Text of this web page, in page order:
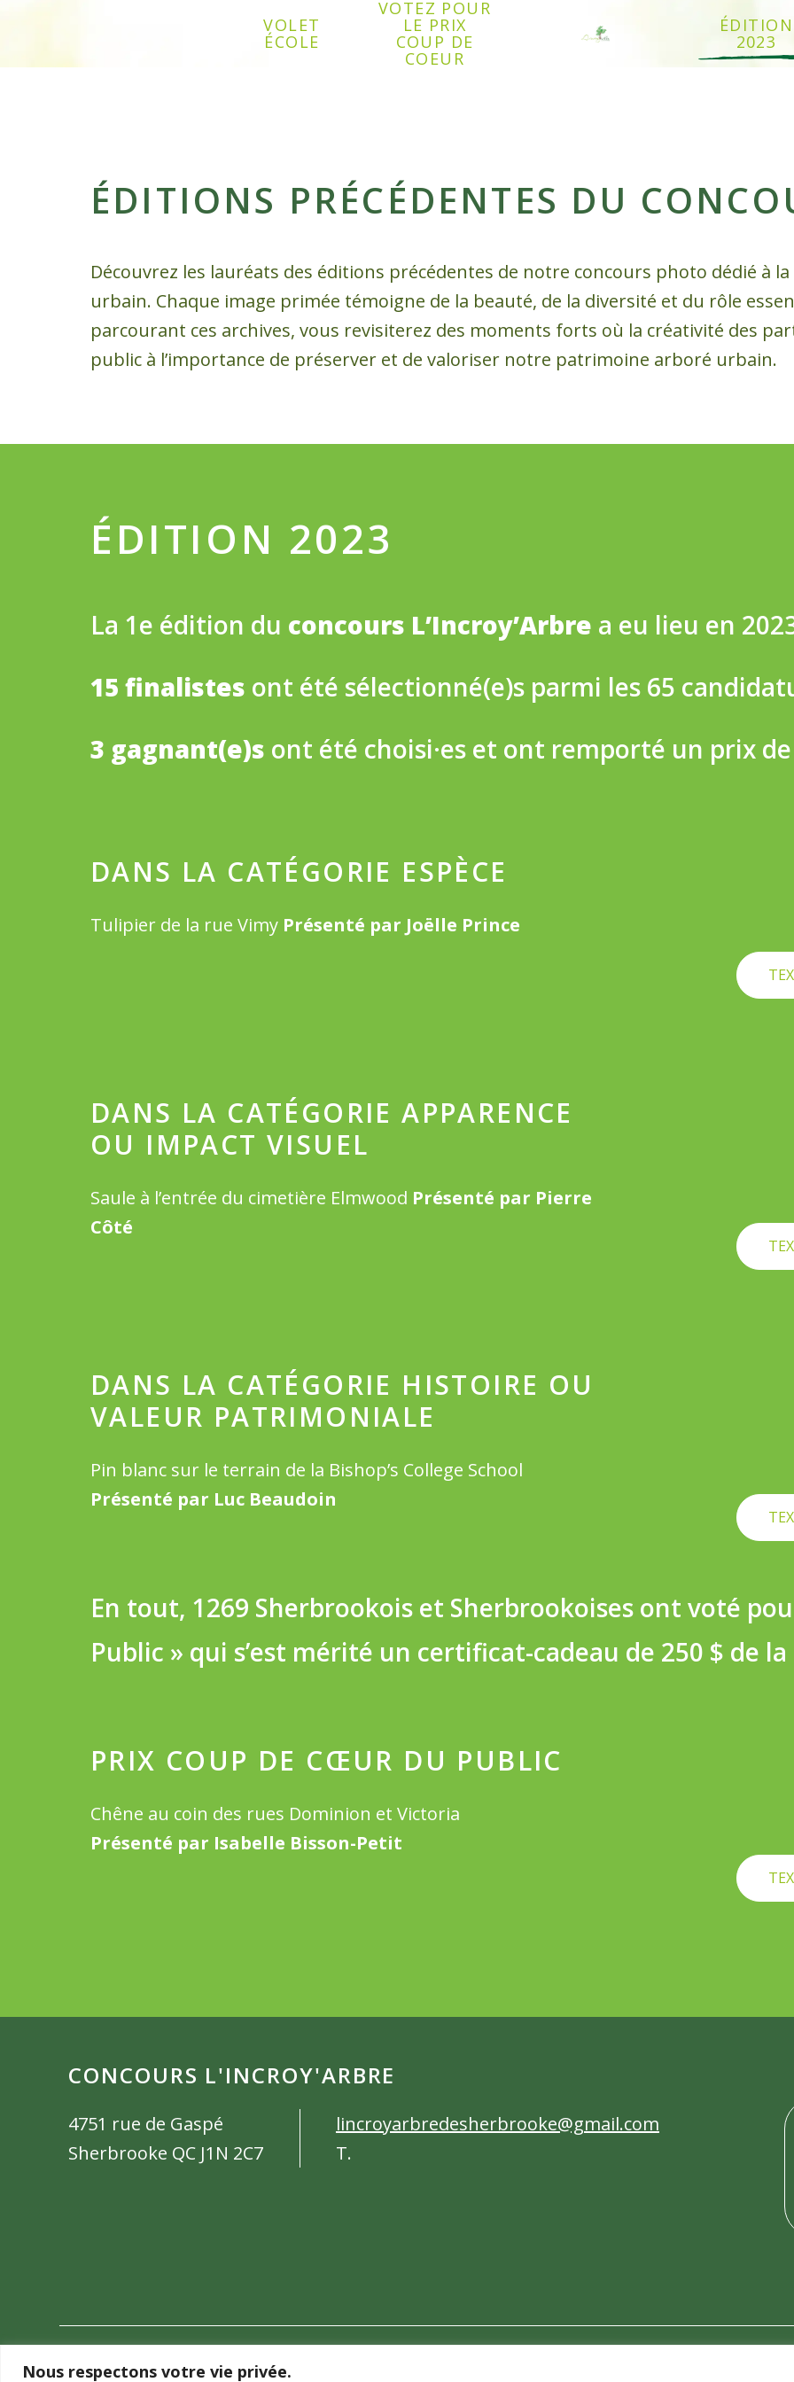
Nous respectons votre vie privée.
VOLET
ÉCOLE
VOTEZ POUR
LE PRIX
COUP DE
COEUR
ÉDITION
2023
ÉDITIONS PRÉCÉDENTES DU
Découvrez les lauréats des éditions précédentes de notre concours photo dédié à
urbain. Chaque image primée témoigne de la beauté, de la diversité et du rôle
parcourant ces archives, vous revisiterez des moments forts où la créativité des
public à l’importance de préserver et de valoriser notre patrimoine arboré urbain.
ÉDITION 2023
La 1e édition du concours L’Incroy’Arbre a eu lieu en
15 finalistes ont été sélectionné(e)s parmi les 65
3 gagnant(e)s ont été choisi·es et ont remporté un prix
DANS LA CATÉGORIE ESPÈCE
Tulipier de la rue Vimy Présenté par Joëlle Prince
DANS LA CATÉGORIE APPARENCE
OU IMPACT VISUEL
Saule à l’entrée du cimetière Elmwood Présenté par Pierre
Côté
DANS LA CATÉGORIE HISTOIRE OU
VALEUR PATRIMONIALE
Pin blanc sur le terrain de la Bishop’s College School
Présenté par Luc Beaudoin
En tout, 1269 Sherbrookois et Sherbrookoises ont voté
Public » qui s’est mérité un certificat-cadeau de 250 $ de
PRIX COUP DE CŒUR DU PUBLIC
Chêne au coin des rues Dominion et Victoria
Présenté par Isabelle Bisson-Petit
CONCOURS L'INCROY'ARBRE
4751 rue de Gaspé
Sherbrooke QC J1N 2C7
lincroyarbredesherbrooke@gmail.com
T.
©2026 Concours L’Incroy'Arbre - Tous droits réservés.